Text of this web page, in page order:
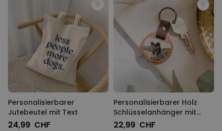
Personalisierbarer
Jutebeutel mit Text
24,99 CHF
Personalisierbarer Holz
Schlüsselanhänger mit
Foto
22,99 CHF